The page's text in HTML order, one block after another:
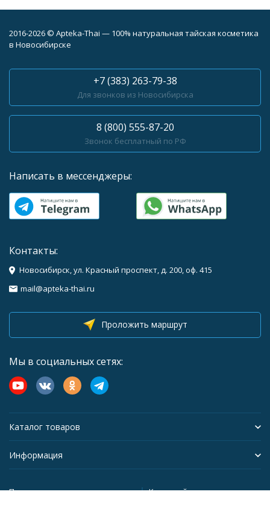
2016-2026 © Apteka-Thai — 100% натуральная тайская косметика
в Новосибирске
+7 (383) 263-79-38
Для звонков из Новосибирска
8 (800) 555-87-20
Звонок бесплатный по РФ
Написать в мессенджеры:
Контакты:
Новосибирск, ул. Красный проспект, д. 200, оф. 415
mail@apteka-thai.ru
Проложить маршрут
Мы в социальных сетях:
Каталог товаров
Информация
Политика персональных данных Карта сайта